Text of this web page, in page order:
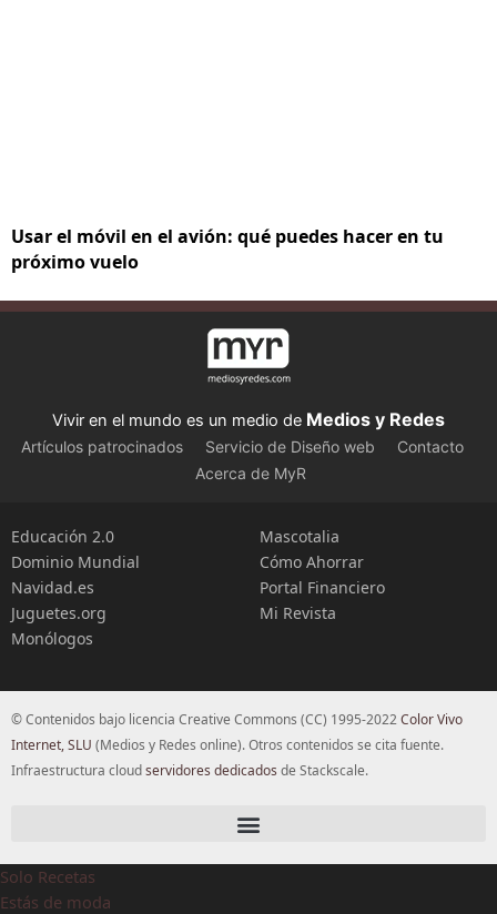
Usar el móvil en el avión: qué puedes hacer en tu
próximo vuelo
Vivir en el mundo es un medio de Medios y Redes
Artículos patrocinados Servicio de Diseño web
Contacto
Acerca de MyR
Educación 2.0
Dominio Mundial
Navidad.es
Juguetes.org
Monólogos
Mascotalia
Cómo Ahorrar
Portal Financiero
Mi Revista
© Contenidos bajo licencia Creative Commons (CC) 1995-2022Color Vivo
Internet, SLU (Medios y Redes online). Otros contenidos se cita fuente.
Infraestructura cloudservidores dedicados de Stackscale.
Solo Recetas
Estás de moda